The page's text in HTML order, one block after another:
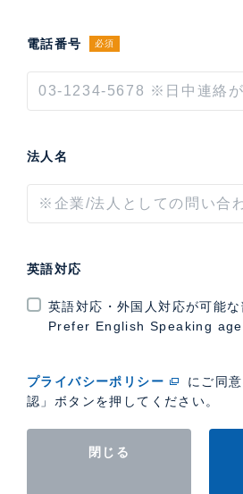
電話番号 必須
法人名
英語対応
英語対応・外国人対応が可能な
Prefer English Speaking
プライバシーポリシー
にご同
認」ボタンを押してください。
閉じる